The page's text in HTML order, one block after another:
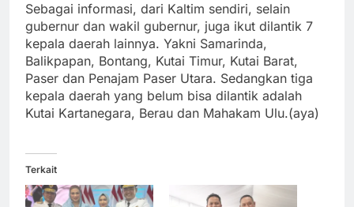
Sebagai informasi, dari Kaltim sendiri, selain
gubernur dan wakil gubernur, juga ikut dilantik 7
kepala daerah lainnya. Yakni Samarinda,
Balikpapan, Bontang, Kutai Timur, Kutai Barat,
Paser dan Penajam Paser Utara. Sedangkan tiga
kepala daerah yang belum bisa dilantik adalah
Kutai Kartanegara, Berau dan Mahakam Ulu.(aya)
Terkait